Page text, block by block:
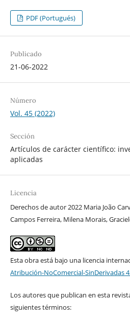
PDF (Portugués)
Publicado
21-06-2022
Número
Vol. 45 (2022)
Sección
Artículos de carácter científico:
aplicadas
Licencia
Derechos de autor 2022 Maria João
Campos Ferreira, Milena Morais,
Esta obra está bajo una licencia
Atribución-NoComercial-SinDerivadas
Los autores que publican en esta
siguientes términos: